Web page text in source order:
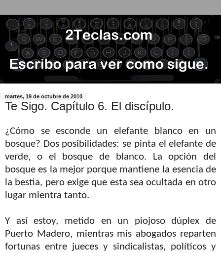
martes, 19 de octubre de 2010
Te Sigo. Capítulo 6. El discípulo.
¿Cómo se esconde un elefante blanco en un
bosque? Dos posibilidades: se pinta el elefante de
verde, o el bosque de blanco. La opción del
bosque es la mejor porque mantiene la esencia de
la bestia, pero exige que esta sea ocultada en otro
lugar mientra tanto.
Y así estoy, metido en un piojoso dúplex de
Puerto Madero, mientras mis abogados reparten
fortunas entre jueces y sindicalistas, políticos y